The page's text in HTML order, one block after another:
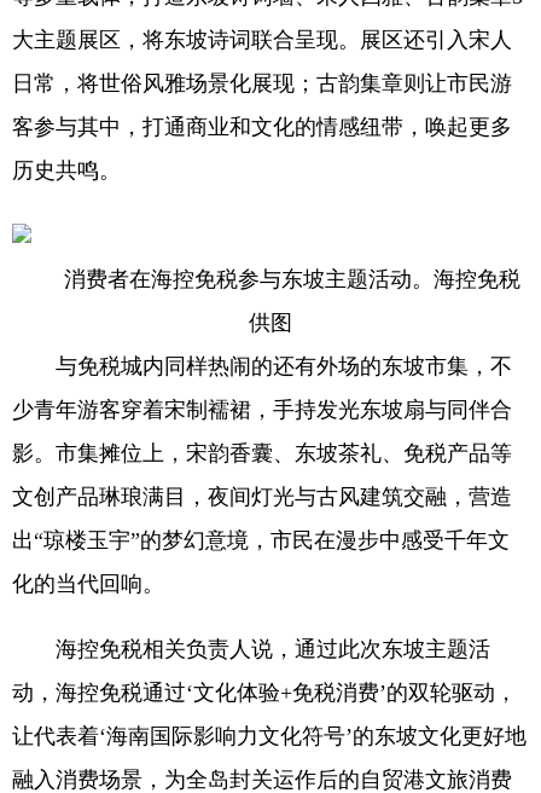
大主题展区，将东坡诗词联合呈现。展区还引入宋人
日常，将世俗风雅场景化展现；古韵集章则让市民游
客参与其中，打通商业和文化的情感纽带，唤起更多
历史共鸣。
消费者在海控免税参与东坡主题活动。海控免税
供图
与免税城内同样热闹的还有外场的东坡市集，不
少青年游客穿着宋制襦裙，手持发光东坡扇与同伴合
影。市集摊位上，宋韵香囊、东坡茶礼、免税产品等
文创产品琳琅满目，夜间灯光与古风建筑交融，营造
出“琼楼玉宇”的梦幻意境，市民在漫步中感受千年文
化的当代回响。
海控免税相关负责人说，通过此次东坡主题活
动，海控免税通过‘文化体验+免税消费’的双轮驱动，
让代表着‘海南国际影响力文化符号’的东坡文化更好地
融入消费场景，为全岛封关运作后的自贸港文旅消费